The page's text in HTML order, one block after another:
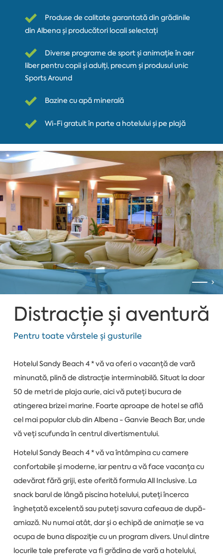
Produse de calitate garantată din grădinile
din Albena și producători locali selectați
Diverse programe de sport și animație în aer
liber pentru copii și adulți, precum și produsul unic
Sports Around
Bazine cu apă minerală
Wi-Fi gratuit în parte a hotelului și pe plajă
Distracție și aventură
Pentru toate vârstele și gusturile
Hotelul Sandy Beach 4 * vă va oferi o vacanță de vară
minunată, plină de distracție interminabilă. Situat la doar
50 de metri de plaja aurie, aici vă puteți bucura de
atingerea brizei marine. Foarte aproape de hotel se află
cel mai popular club din Albena - Ganvie Beach Bar, unde
vă veți scufunda în centrul divertismentului.
Hotelul Sandy Beach 4 * vă va întâmpina cu camere
confortabile și moderne, iar pentru a vă face vacanța cu
adevărat fără griji, este oferită formula All Inclusive. La
snack barul de lângă piscina hotelului, puteți încerca
înghețată excelentă sau puteți savura cafeaua de după-
amiază. Nu numai atât, dar și o echipă de animație se va
ocupa de buna dispoziție cu un program divers. Unul dintre
locurile tale preferate va fi grădina de vară a hotelului,